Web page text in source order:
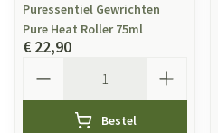
Puressentiel Gewrichten
Pure Heat Roller 75ml
€ 22,90
Bestel